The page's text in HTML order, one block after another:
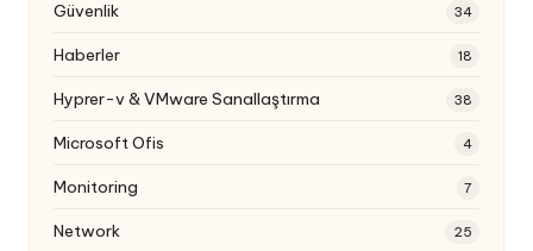
Güvenlik 34
Haberler 18
Hyprer-v & VMware Sanallaştırma 38
Microsoft Ofis 4
Monitoring 7
Network 25